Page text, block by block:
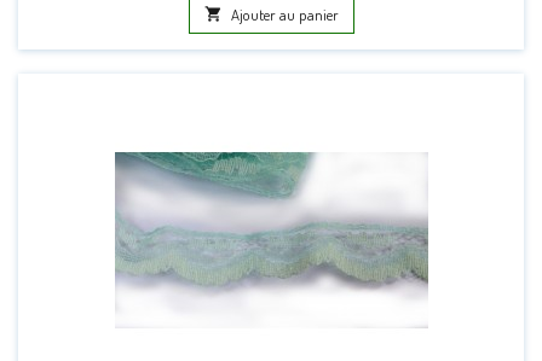
 Ajouter au panier